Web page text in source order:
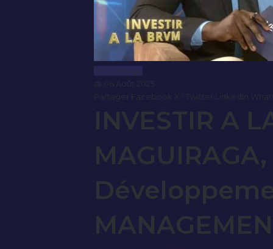
Décryptage
INVESTIR A